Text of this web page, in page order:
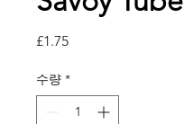
£1.75가
수량 *